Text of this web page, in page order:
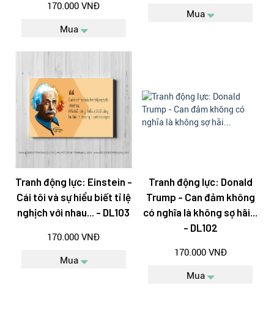
170.000 VNĐ
Mua
Mua
Tranh động lực: Einstein -
Cái tôi và sự hiểu biết tỉ lệ
nghịch với nhau... - DL103
170.000 VNĐ
Mua
Tranh động lực: Donald
Trump - Can đảm không
có nghĩa là không sợ hãi...
- DL102
170.000 VNĐ
Mua